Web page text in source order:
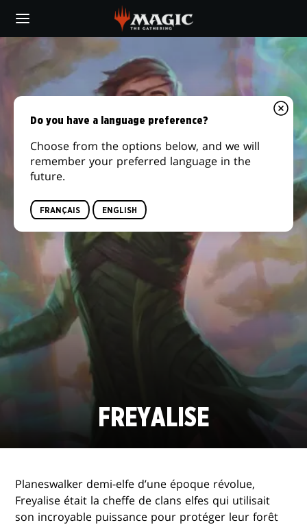
main
FREYALISE
FREYALISE
Planeswalker demi-elfe d’une époque révolue,
Freyalise était la cheffe de clans elfes qui utilisait
son incroyable puissance pour protéger leur forêt
Do you have a language preference?
Choose from the options below, and we will
remember your preferred language in the
future.
FRANÇAIS ENGLISH